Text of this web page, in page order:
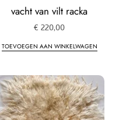
vacht van vilt racka
€ 220,00
TOEVOEGEN AAN WINKELWAGEN